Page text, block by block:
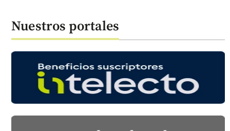
Nuestros portales